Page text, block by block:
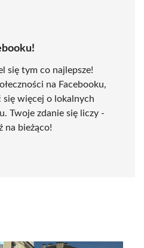
się tym co najlepsze!
na Facebooku,
się więcej o lokalnych
Twoje zdanie się liczy -
na bieżąco!